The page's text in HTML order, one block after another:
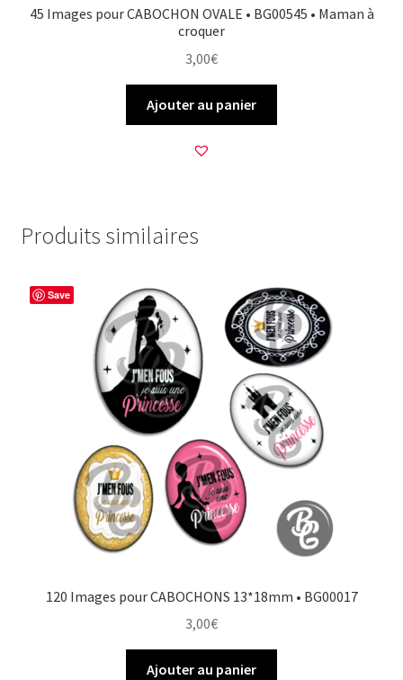
45 Images pour CABOCHON OVALE • BG00545 • Maman à
croquer
3,00€
Ajouter au panier
Produits similaires
Save
120 Images pour CABOCHONS 13*18mm • BG00017
3,00€
Ajouter au panier